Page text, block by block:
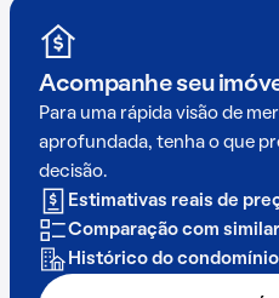
Acompanhe seu
Para uma rápida visão de
aprofundada, tenha o que
decisão.
Estimativas reais de
Comparação com
Histórico do